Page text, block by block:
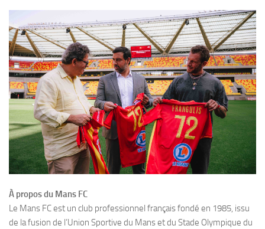
À propos du Mans FC
Le Mans FC est un club professionnel français fondé en 1985, issu
de la fusion de l’Union Sportive du Mans et du Stade Olympique du